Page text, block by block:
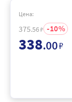
Цена:
375.56₽ 10
338.00₽